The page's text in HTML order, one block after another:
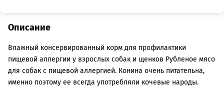
Описание
Влажный консервированный корм для профилактики
пищевой аллергии у взрослых собак и щенков Рубленое мясо
для собак с пищевой аллергией. Конина очень питательна,
именно поэтому ее всегда употребляли кочевые народы.